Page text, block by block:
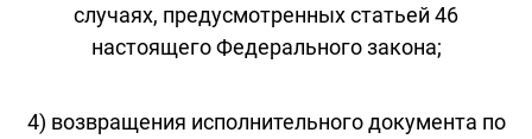
случаях, предусмотренных статьей 46
настоящего Федерального закона;
4) возвращения исполнительного документа по